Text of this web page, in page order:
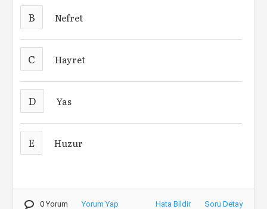
B Nefret
C Hayret
D Yas
E Huzur
0 Yorum Yorum Yap Hata Bildir Soru Detay